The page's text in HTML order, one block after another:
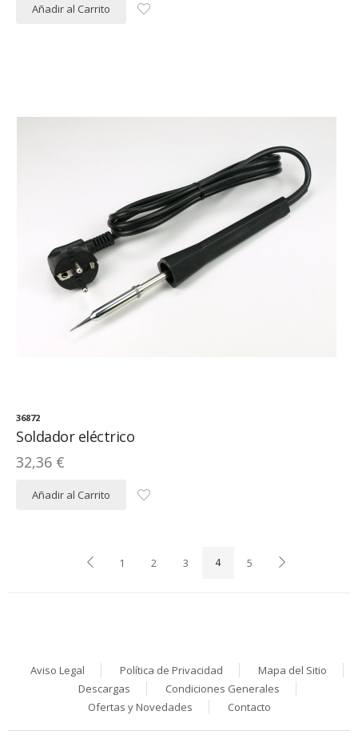
Añadir al Carrito
36872
Soldador eléctrico
32,36 €
Añadir al Carrito
1 2 3 4 5
Aviso Legal Política de Privacidad
Mapa del Sitio
Descargas
Condiciones Generales
Ofertas y Novedades
Contacto